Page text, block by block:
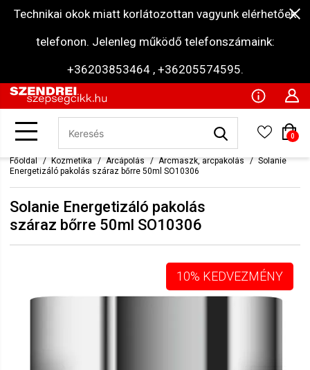
Technikai okok miatt korlátozottan vagyunk elérhetőek
telefonon. Jelenleg működő telefonszámaink:
+36203853464 , +36205574595.
0
Főoldal Kozmetika Arcápolás Arcmaszk, arcpakolás
Solanie
Energetizáló pakolás száraz bőrre 50ml SO10306
Solanie Energetizáló pakolás
száraz bőrre 50ml SO10306
10% KEDVEZMÉNY